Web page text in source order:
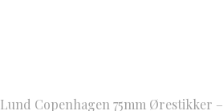
Lund Copenhagen 75mm Ørestikker